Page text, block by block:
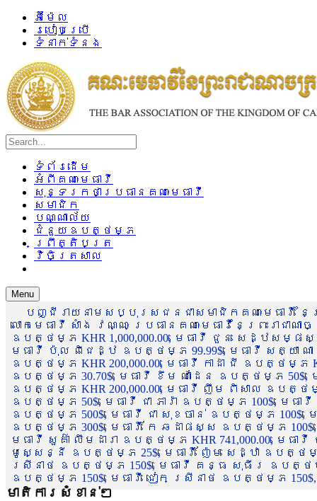
អ៊ីម៉ែល
របៀបប្រើ
ទំនាក់ទំនង
ទំព័រដើម
អំពីគណៈមេធាវី
សុន្ទរកថាប្រធានគណៈមេធាវី
សមាជិក
បណ្ណាល័យ
ជំនួយឧបត្ថម្ភ
ព្រឹត្តិបត្រ
វិចិត្រសាល
Menu
បញ្ជីរាយនាមសប្បុរសជនជាសមាជិកគណៈមេធាវី
លោកមេធាវី សាំង វណ្ណៈ ប្រធានគណៈមេធាវីនៃព្រះរា
ឧបត្ថម្ភ KHR 1,000,000.00, មេធាវី ជួន សេដ្ឋស
មេធាវី ប៉ុល ពិជេដ្ឋ ឧបត្ថម្ភ 99.99$, មេធាវី សត្យា ណ
ឧបត្ថម្ភ KHR 200,000.00, មេធាវី កាដា ជី ឧបត្ថម្ភ
ឧបត្ថម្ភ 30.70$, មេធាវី ខឹម ណាដែន ឧបត្ថម្ភ 50$,
ឧបត្ថម្ភ KHR 200,000.00, មេធាវី ញឹម ពិសាល ឧបត្ថ
ឧបត្ថម្ភ 50$, មេធាវី ជា ភារ៉ា ឧបត្ថម្ភ 100$, មេ
ឧបត្ថម្ភ 500$, មេធាវី ជា សុខចាន់ ឧបត្ថម្ភ
ឧបត្ថម្ភ 300$, មេធាវី កែ ឆដាផស្ស ឧបត្ថម្ភ
មេធាវី សួគ៌ា លឹមដារា ឧបត្ថម្ភ KHR 741,000.00, មេ
មូសេ្សន្នី ឧបត្ថម្ភ 25$, មេធាវី ញ៉ែម សេដ្ឋា ឧបត្ថ
ស្រីនាថ ឧបត្ថម្ភ 150$, មេធាវី គន្ធ សុធីរ ឧបត្ថម្ភ
ឧបត្ថម្ភ 150$, មេធាវី ជៀក ស្រីនាថ ឧបត្ថម្ភ 150$,
មាតិការសំខាន់ៗ